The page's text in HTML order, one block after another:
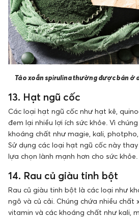
Tảo xoắn spirulina thường được bán ở
13. Hạt ngũ cốc
Các loại hạt ngũ cốc như hạt kê,
đem lại nhiều lợi ích sức khỏe. Vì
khoáng chất như magie, kali,
Sử dụng các loại hạt ngũ cốc này
lựa chọn lành mạnh hơn cho sức khỏe.
14. Rau củ giàu tinh bột
Rau củ giàu tinh bột là các loại như
ngô và củ cải. Chúng chứa nhiều chất
vitamin và các khoáng chất như kali,